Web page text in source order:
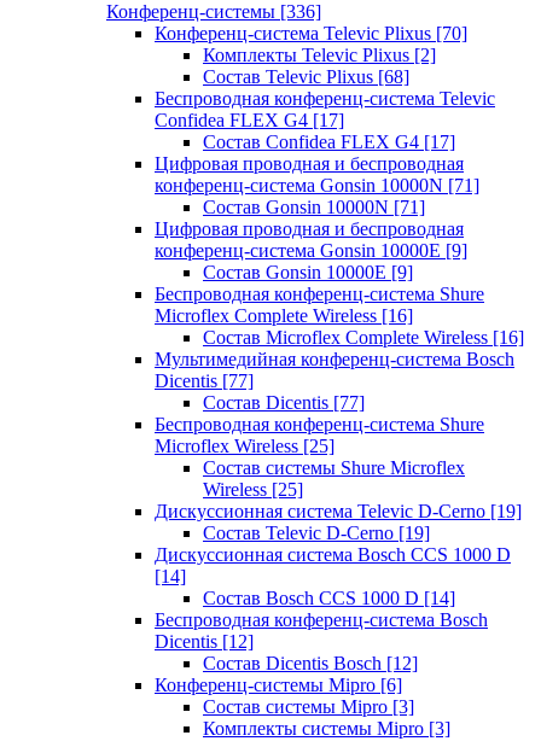
Конференц-системы [336]
Конференц-система Televic Plixus [70]
Комплекты Televic Plixus [2]
Состав Televic Plixus [68]
Беспроводная конференц-система Televic
Confidea FLEX G4 [17]
Состав Confidea FLEX G4 [17]
Цифровая проводная и беспроводная
конференц-система Gonsin 10000N [71]
Состав Gonsin 10000N [71]
Цифровая проводная и беспроводная
конференц-система Gonsin 10000E [9]
Состав Gonsin 10000E [9]
Беспроводная конференц-система Shure
Microflex Complete Wireless [16]
Состав Microflex Complete Wireless [16]
Мультимедийная конференц-система Bosch
Dicentis [77]
Состав Dicentis [77]
Беспроводная конференц-система Shure
Microflex Wireless [25]
Состав системы Shure Microflex
Wireless [25]
Дискуссионная система Televic D-Cerno [19]
Состав Televic D-Cerno [19]
Дискуссионная система Bosch CCS 1000 D
[14]
Состав Bosch CCS 1000 D [14]
Беспроводная конференц-система Bosch
Dicentis [12]
Состав Dicentis Bosch [12]
Конференц-системы Mipro [6]
Состав системы Mipro [3]
Комплекты системы Mipro [3]